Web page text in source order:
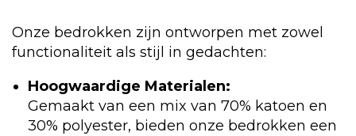
Onze bedrokken zijn ontworpen met zowel
functionaliteit als stijl in gedachten:
Hoogwaardige Materialen:
Gemaakt van een mix van 70% katoen en
30% polyester, bieden onze bedrokken een